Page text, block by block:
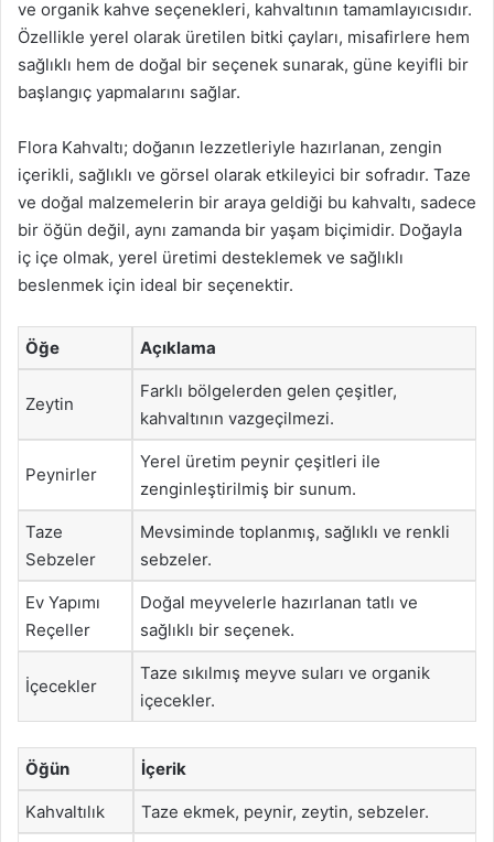
ve organik kahve seçenekleri, kahvaltının tamamlayıcısıdır.
Özellikle yerel olarak üretilen bitki çayları, misafirlere hem
sağlıklı hem de doğal bir seçenek sunarak, güne keyifli bir
başlangıç yapmalarını sağlar.
Flora Kahvaltı; doğanın lezzetleriyle hazırlanan, zengin
içerikli, sağlıklı ve görsel olarak etkileyici bir sofradır. Taze
ve doğal malzemelerin bir araya geldiği bu kahvaltı, sadece
bir öğün değil, aynı zamanda bir yaşam biçimidir. Doğayla
iç içe olmak, yerel üretimi desteklemek ve sağlıklı
beslenmek için ideal bir seçenektir.
Öğe Açıklama
Zeytin
Farklı bölgelerden gelen çeşitler,
kahvaltının vazgeçilmezi.
Peynirler
Yerel üretim peynir çeşitleri ile
zenginleştirilmiş bir sunum.
Taze
Sebzeler
Mevsiminde toplanmış, sağlıklı ve renkli
sebzeler.
Ev Yapımı
Reçeller
Doğal meyvelerle hazırlanan tatlı ve
sağlıklı bir seçenek.
İçecekler
Taze sıkılmış meyve suları ve organik
içecekler.
Öğün İçerik
Kahvaltılık Taze ekmek, peynir, zeytin, sebzeler.